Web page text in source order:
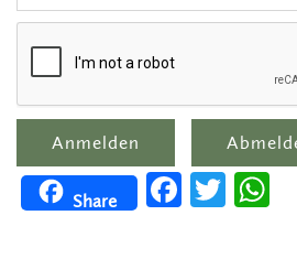
Share
FacebookTwitter